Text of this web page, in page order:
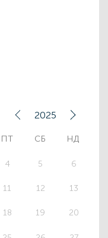
ПТ СБ НД
4 5 6
11 12 13
18 19 20
2025